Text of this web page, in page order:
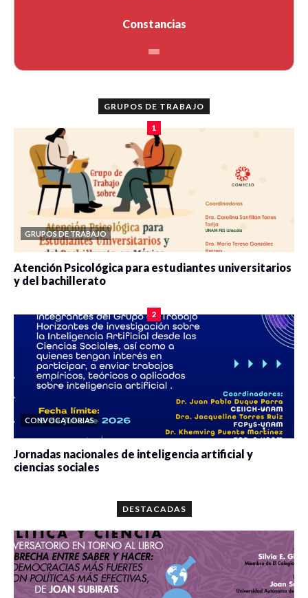
Constancias
GRUPOS DE TRABAJO
1
GRUPOS DE TRABAJO
Atención Psicológica para estudiantes universitarios
y del bachillerato
2
CONVOCATORIAS
Jornadas nacionales de inteligencia artificial y
ciencias sociales
DESTACADAS